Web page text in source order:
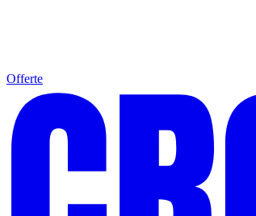
Offerte